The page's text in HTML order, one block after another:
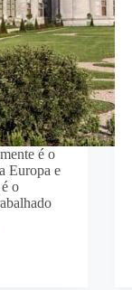
é o
Europa e
o